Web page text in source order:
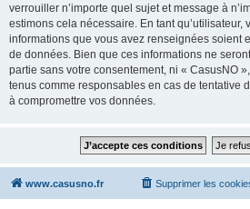
verrouiller n’importe quel sujet et message à
estimons cela nécessaire. En tant qu’utilisateur,
informations que vous avez renseignées soient
de données. Bien que ces informations ne
partie sans votre consentement, ni « CasusNO
tenus comme responsables en cas de tentative
à compromettre vos données.
www.casusno.fr Supprimer les